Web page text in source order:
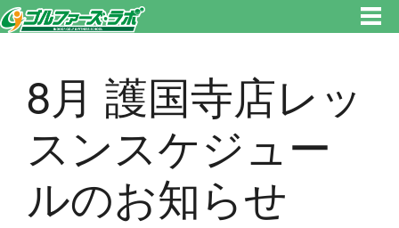
新宿区、若松河田で気軽にゴルフレッスン！
8月 護国寺店レッ
スンスケジュー
ルのお知らせ